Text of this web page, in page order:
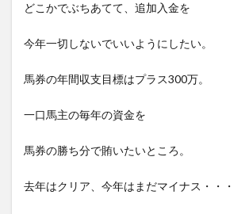
どこかでぶちあてて、追加入金を
今年一切しないでいいようにしたい。
馬券の年間収支目標はプラス300万。
一口馬主の毎年の資金を
馬券の勝ち分で賄いたいところ。
去年はクリア、今年はまだマイナス・・・